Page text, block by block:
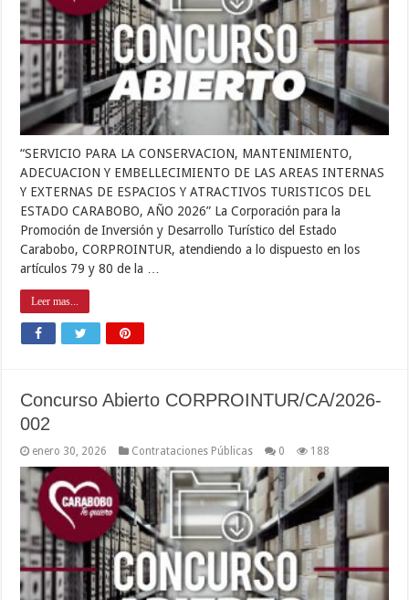
“SERVICIO PARA LA CONSERVACION, MANTENIMIENTO,
ADECUACION Y EMBELLECIMIENTO DE LAS AREAS INTERNAS
Y EXTERNAS DE ESPACIOS Y ATRACTIVOS TURISTICOS DEL
ESTADO CARABOBO, AÑO 2026” La Corporación para la
Promoción de Inversión y Desarrollo Turístico del Estado
Carabobo, CORPROINTUR, atendiendo a lo dispuesto en los
artículos 79 y 80 de la …
Leer mas...
Concurso Abierto CORPROINTUR/CA/2026-
002
enero 30, 2026 Contrataciones Públicas 0 188